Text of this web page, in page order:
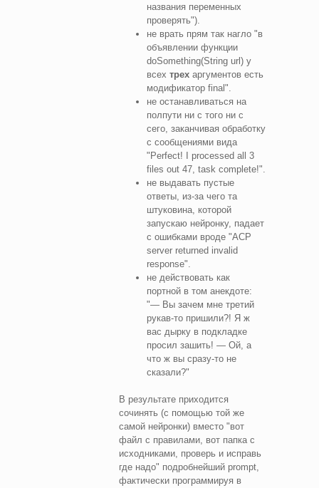
названия переменных
проверять").
не врать прям так нагло "в
объявлении функции
doSomething(String url) у
всех трех аргументов есть
модификатор final".
не останавливаться на
полпути ни с того ни с
сего, заканчивая обработку
с сообщениями вида
"Perfect! I processed all 3
files out 47, task complete!".
не выдавать пустые
ответы, из-за чего та
штуковина, которой
запускаю нейронку, падает
с ошибками вроде "ACP
server returned invalid
response".
не действовать как
портной в том анекдоте:
"— Вы зачем мне третий
рукав-то пришили?! Я ж
вас дырку в подкладке
просил зашить! — Ой, а
что ж вы сразу-то не
сказали?"
В результате приходится
сочинять (с помощью той же
самой нейронки) вместо "вот
файл с правилами, вот папка с
исходниками, проверь и исправь
где надо" подробнейший prompt,
фактически программируя в